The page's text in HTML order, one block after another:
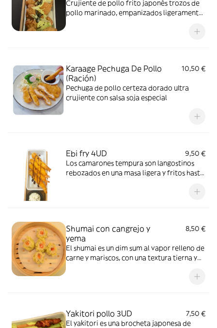
Crujiente de pollo frito japonés trozos de
pollo marinado, empanizados ligeramente
Karaage Pechuga De Pollo
(Ración)
10,50 €
Pechuga de pollo certeza dorado ultra
crujiente con salsa soja especial
Ebi fry 4UD
9,50 €
Los camarones tempura son langostinos
rebozados en una masa ligera y fritos hasta
Shumai con cangrejo y
yema
8,50 €
El shumai es un dim sum al vapor relleno de
carne y mariscos, con una textura tierna y
Yakitori pollo 3UD
7,50 €
El yakitori es una brocheta japonesa de